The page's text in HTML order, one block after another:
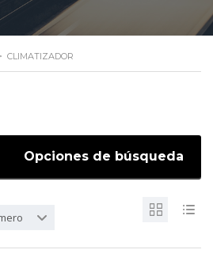
CLIMATIZADOR
Opciones de búsqueda